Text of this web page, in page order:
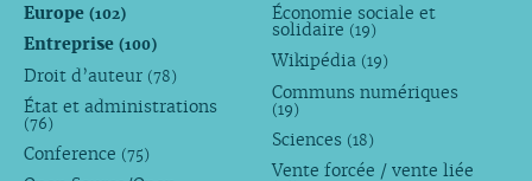
Europe (102)
Entreprise (100)
Droit d’auteur (78)
État et administrations
(76)
Conference (75)
Économie sociale et
solidaire (19)
Wikipédia (19)
Communs numériques
(19)
Sciences (18)
Vente forcée / vente liée